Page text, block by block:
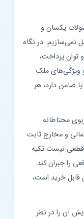
یکسان و
در نگاه
پرداخت،
ملک
دارد، هر
محتاطانه
و مخارج ثابت
نیست تکیه
جبران کند.
خرید است،
را در نظر